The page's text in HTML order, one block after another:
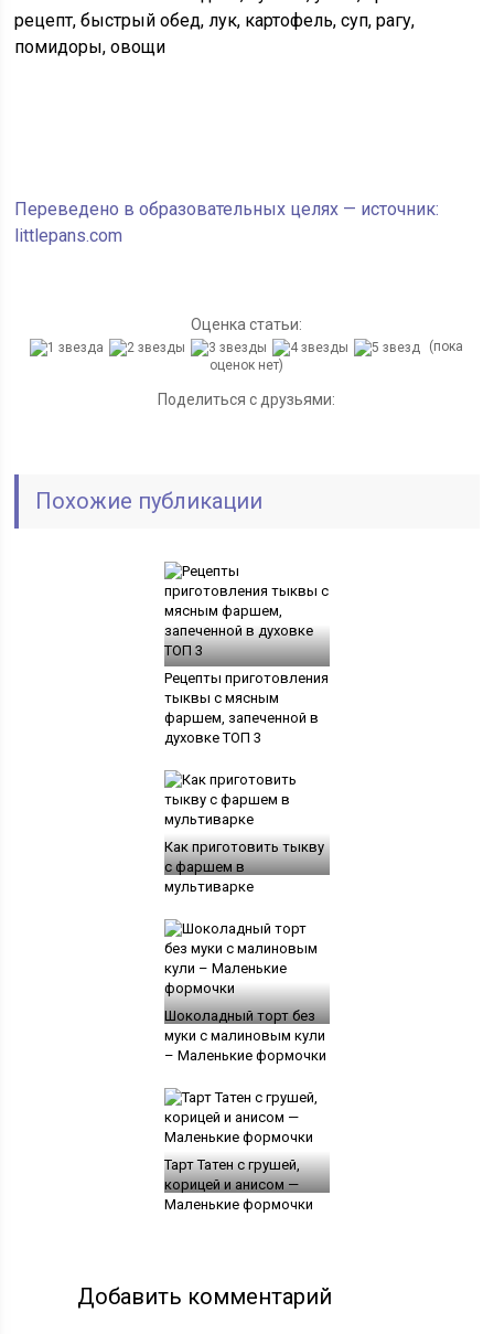
рецепт, быстрый обед, лук, картофель, суп, рагу,
помидоры, овощи
Переведено в образовательных целях — источник:
littlepans.com
Оценка статьи:
(пока
оценок нет)
Поделиться с друзьями:
Похожие публикации
Рецепты приготовления
тыквы с мясным
фаршем, запеченной в
духовке ТОП 3
Как приготовить тыкву
с фаршем в
мультиварке
Шоколадный торт без
муки с малиновым кули
– Маленькие формочки
Тарт Татен с грушей,
корицей и анисом —
Маленькие формочки
Добавить комментарий